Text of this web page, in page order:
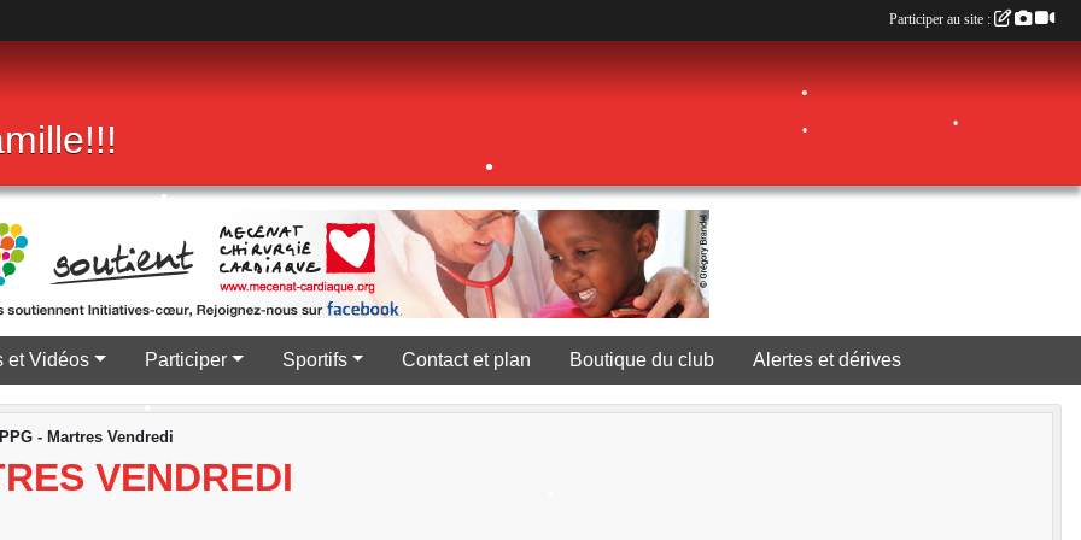
et Vidéos Participer Sportifs Contact et plan Boutique du club Alertes et dérives
- Martres Vendredi
VENDREDI
Participer au site :
•
•
•
•
•
•
•